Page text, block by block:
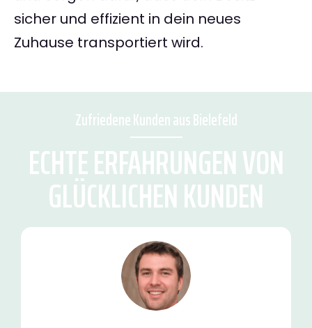
sicher und effizient in dein neues
Zuhause transportiert wird.
Zufriedene Kunden aus Bielefeld
ECHTE ERFAHRUNGEN VON
GLÜCKLICHEN KUNDEN